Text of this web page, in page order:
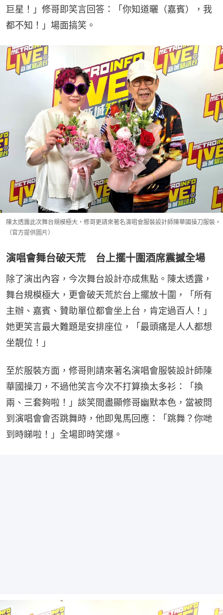
巨星！」修哥即笑言回答：「你知道曬（嘉賓），我
都不知！」場面搞笑。
陳太透露此次舞台規模極大，修哥更請來著名演唱會服裝設計師陳華國操刀服裝。
（官方提供圖片）
演唱會舞台破天荒 台上擺十圍酒席震撼全場
除了演出內容，今次舞台設計亦成焦點。陳太透露，
舞台規模極大，更會破天荒於台上擺放十圍，「所有
主辦、嘉賓、贊助單位都會坐上台，肯定過百人！」
她更笑言最大難題是安排座位，「最頭痛是人人都想
坐靚位！」
至於服裝方面，修哥則請來著名演唱會服裝設計師陳
華國操刀，不過他笑言今次不打算換太多衫：「換
兩、三套夠啦！」談笑間盡顯修哥幽默本色，當被問
到演唱會會否跳舞時，他即鬼馬回應：「跳舞？你哋
到時睇啦！」全場即時笑爆。